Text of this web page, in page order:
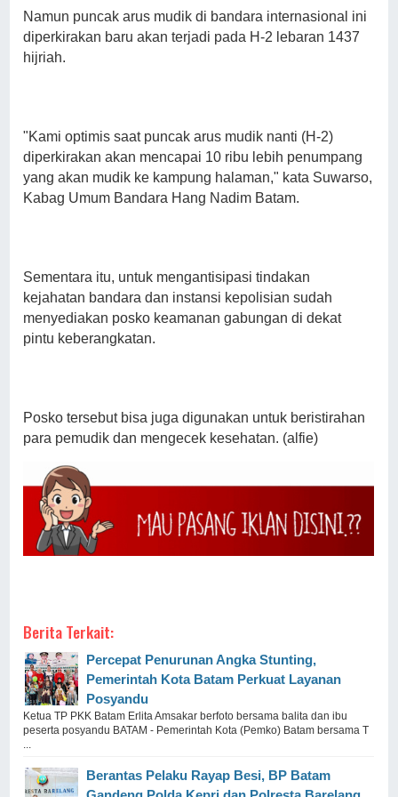
Namun puncak arus mudik di bandara internasional ini
diperkirakan baru akan terjadi pada H-2 lebaran 1437
hijriah.
"Kami optimis saat puncak arus mudik nanti (H-2)
diperkirakan akan mencapai 10 ribu lebih penumpang
yang akan mudik ke kampung halaman," kata Suwarso,
Kabag Umum Bandara Hang Nadim Batam.
Sementara itu, untuk mengantisipasi tindakan
kejahatan bandara dan instansi kepolisian sudah
menyediakan posko keamanan gabungan di dekat
pintu keberangkatan.
Posko tersebut bisa juga digunakan untuk beristirahan
para pemudik dan mengecek kesehatan. (alfie)
Berita Terkait:
Percepat Penurunan Angka Stunting,
Pemerintah Kota Batam Perkuat Layanan
Posyandu
Ketua TP PKK Batam Erlita Amsakar berfoto bersama balita dan ibu
peserta posyandu BATAM - Pemerintah Kota (Pemko) Batam bersama T
...
Berantas Pelaku Rayap Besi, BP Batam